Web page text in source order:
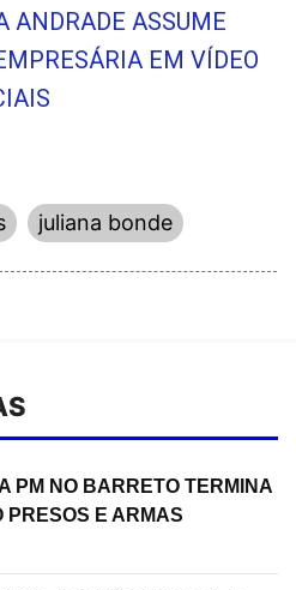
ANDRADE ASSUME
EM VÍDEO
juliana bonde
PM NO BARRETO TERMINA
PRESOS E ARMAS